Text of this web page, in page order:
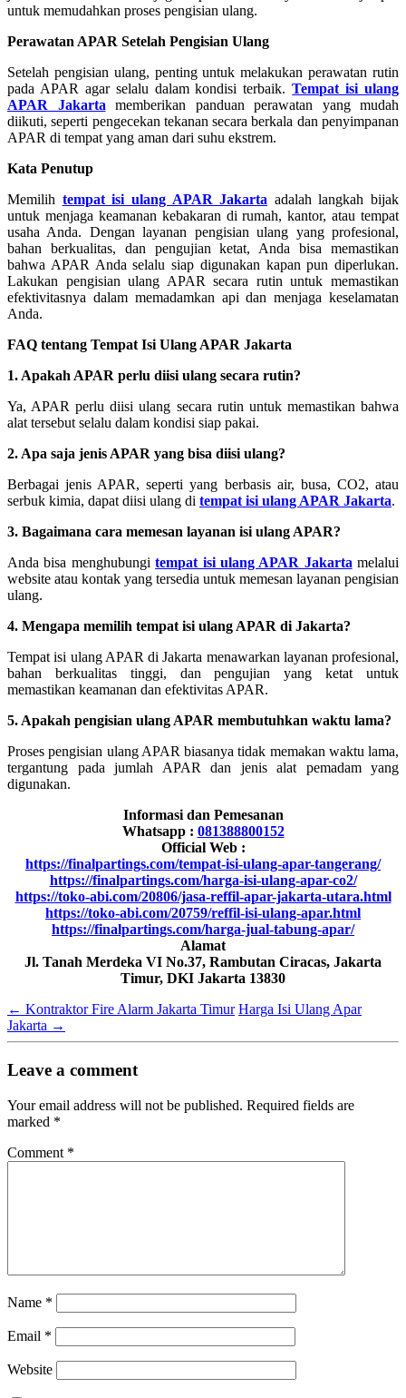
untuk memudahkan proses pengisian ulang.
Perawatan APAR Setelah Pengisian Ulang
Setelah pengisian ulang, penting untuk melakukan perawatan rutin
pada APAR agar selalu dalam kondisi terbaik.Tempat isi ulang
APAR Jakarta memberikan panduan perawatan yang mudah
diikuti, seperti pengecekan tekanan secara berkala dan penyimpanan
APAR di tempat yang aman dari suhu ekstrem.
Kata Penutup
Memilih tempat isi ulang APAR Jakarta adalah langkah bijak
untuk menjaga keamanan kebakaran di rumah, kantor, atau tempat
usaha Anda. Dengan layanan pengisian ulang yang profesional,
bahan berkualitas, dan pengujian ketat, Anda bisa memastikan
bahwa APAR Anda selalu siap digunakan kapan pun diperlukan.
Lakukan pengisian ulang APAR secara rutin untuk memastikan
efektivitasnya dalam memadamkan api dan menjaga keselamatan
Anda.
FAQ tentang Tempat Isi Ulang APAR Jakarta
1. Apakah APAR perlu diisi ulang secara rutin?
Ya, APAR perlu diisi ulang secara rutin untuk memastikan bahwa
alat tersebut selalu dalam kondisi siap pakai.
2. Apa saja jenis APAR yang bisa diisi ulang?
Berbagai jenis APAR, seperti yang berbasis air, busa, CO2, atau
serbuk kimia, dapat diisi ulang di tempat isi ulang APAR Jakarta.
3. Bagaimana cara memesan layanan isi ulang APAR?
Anda bisa menghubungitempat isi ulang APAR Jakarta melalui
website atau kontak yang tersedia untuk memesan layanan pengisian
ulang.
4. Mengapa memilih tempat isi ulang APAR di Jakarta?
Tempat isi ulang APAR di Jakarta menawarkan layanan profesional,
bahan berkualitas tinggi, dan pengujian yang ketat untuk
memastikan keamanan dan efektivitas APAR.
5. Apakah pengisian ulang APAR membutuhkan waktu lama?
Proses pengisian ulang APAR biasanya tidak memakan waktu lama,
tergantung pada jumlah APAR dan jenis alat pemadam yang
digunakan.
Informasi dan Pemesanan
Whatsapp : 081388800152
Official Web :
https://finalpartings.com/tempat-isi-ulang-apar-tangerang/
https://finalpartings.com/harga-isi-ulang-apar-co2/
https://toko-abi.com/20806/jasa-reffil-apar-jakarta-utara.html
https://toko-abi.com/20759/reffil-isi-ulang-apar.html
https://finalpartings.com/harga-jual-tabung-apar/
Alamat
Jl. Tanah Merdeka VI No.37, Rambutan Ciracas, Jakarta
Timur, DKI Jakarta 13830
← Kontraktor Fire Alarm Jakarta Timur Harga Isi Ulang Apar
Jakarta →
Leave a comment
Your email address will not be published. Required fields are
marked *
Comment *
Name *
Email *
Website